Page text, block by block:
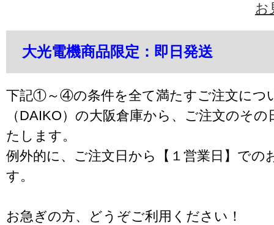
お
大光電機商品限定：即日発送
下記①～④の条件を全て満たすご注文につ
（DAIKO）の大阪倉庫から、ご注文のそ
たします。
例外的に、ご注文日から【１営業日】での
す。
お急ぎの方、どうぞご利用ください！